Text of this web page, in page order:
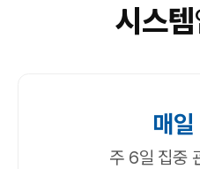
시스템
매
주 6일 집중